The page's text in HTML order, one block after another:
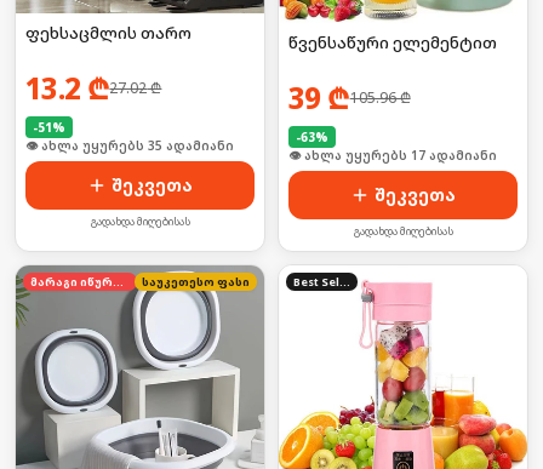
ფეხსაცმლის თარო
13.2 ₾27.02₾
-51%
👁 ახლა უყურებს 35 ადამიანი
შეკვეთა
გადახდა მიღებისას
წვენსაწური ელემენტით
39 ₾105.96₾
-63%
🛒 ბოლო 24სთ-ში იყიდა 27-მა
შეკვეთა
გადახდა მიღებისას
მარაგი იწურება საუკეთესო ფასი Best Seller